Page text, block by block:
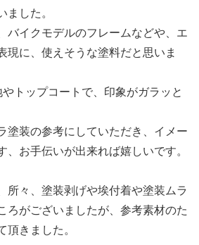
ました。
バイクモデルのフレームなどや、エ
現に、使えそうな塗料だと思いま
トップコートで、印象がガラッと
塗装の参考にしていただき、イメー
、お手伝いが出来れば嬉しいです。
所々、塗装剥げや埃付着や塗装ムラ
ろがございましたが、参考素材のた
頂きました。